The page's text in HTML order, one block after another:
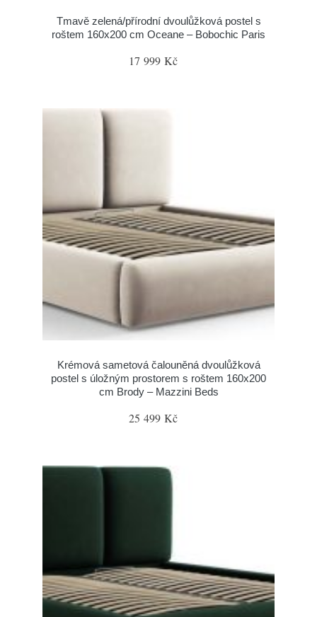
Tmavě zelená/přírodní dvoulůžková postel s
roštem 160x200 cm Oceane – Bobochic Paris
17 999 Kč
Krémová sametová čalouněná dvoulůžková
postel s úložným prostorem s roštem 160x200
cm Brody – Mazzini Beds
25 499 Kč